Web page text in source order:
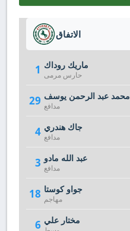
الاتفاق
1 ماريك روداك
حارس مرمى
29 محمد عبد الرحمن يوسف
مدافع
4 جاك هندري
مدافع
3 عبد الله مادو
مدافع
18 جواو كوستا
مهاجم
6 مختار علي